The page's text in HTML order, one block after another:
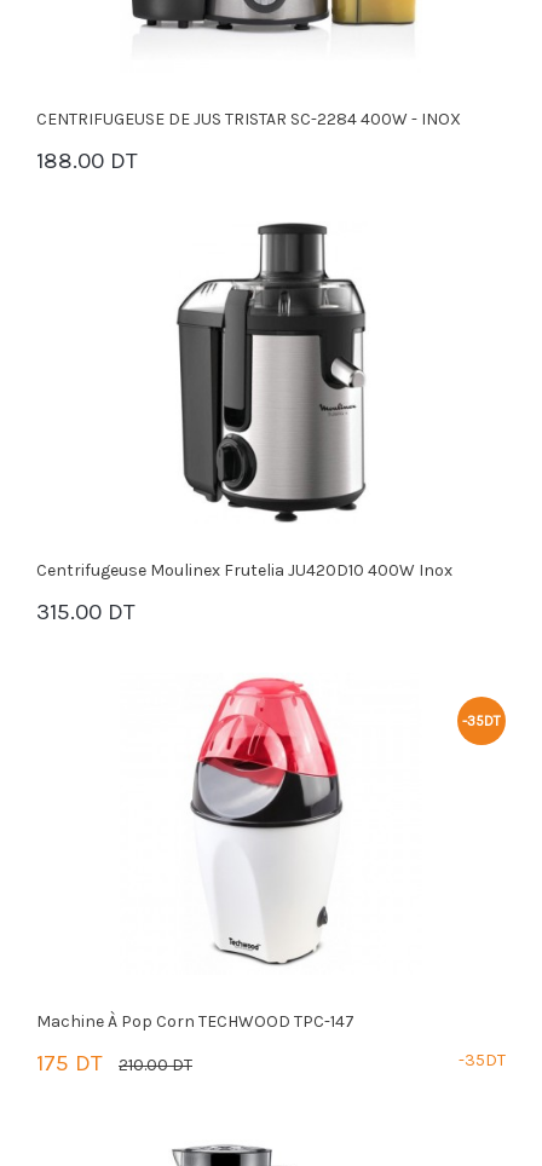
CENTRIFUGEUSE DE JUS TRISTAR SC-2284 400W - INOX
188.00 DT
PANIER
Centrifugeuse Moulinex Frutelia JU420D10 400W Inox
315.00 DT
PANIER
-35DT
Machine À Pop Corn TECHWOOD TPC-147
175 DT 210.00 DT -35DT
PANIER